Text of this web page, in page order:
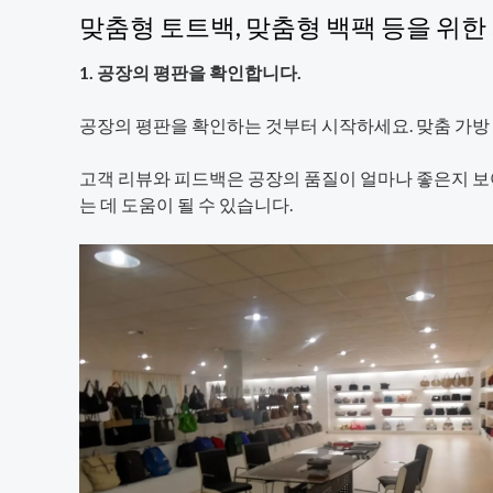
맞춤형 토트백, 맞춤형 백팩 등을 위
1. 공장의 평판을 확인합니다.
공장의 평판을 확인하는 것부터 시작하세요. 맞춤 가
고객 리뷰와 피드백은 공장의 품질이 얼마나 좋은지
는 데 도움이 될 수 있습니다.